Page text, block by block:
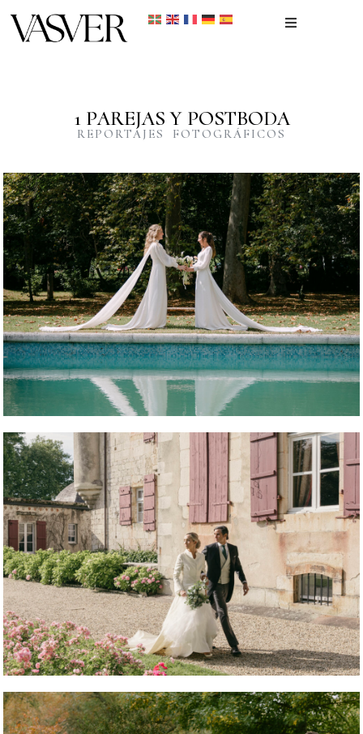
Reportaje Fotográfico
Contacto
1 PAREJAS Y POSTBODA
REPORTAJES FOTOGRÁFICOS
REPORTAJE FOTOGRÁFICO
REPORTAJE FOTOGRÁFICO